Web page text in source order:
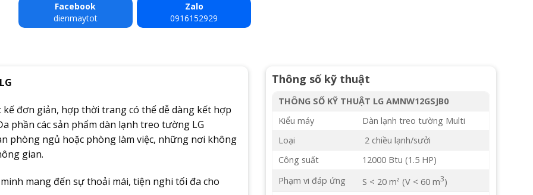
Facebook
dienmaytot
Zalo
0916152929
đơn giản, hợp thời trang có thể dễ dàng kết hợp
phần các sản phẩm dàn lạnh treo tường LG
phòng ngủ hoặc phòng làm việc, những nơi không
gian.
mang đến sự thoải mái, tiện nghi tối đa cho
Thông số kỹ thuật
THÔNG SỐ KỸ THUẬT LG AMNW12GSJB0
Kiểu máy
Dàn lạnh treo tường Multi
Loại
2 chiều lạnh/sưởi
Công suất
12000 Btu (1.5 HP)
Phạm vi đáp ứng
S < 20 m² (V < 60 m3)